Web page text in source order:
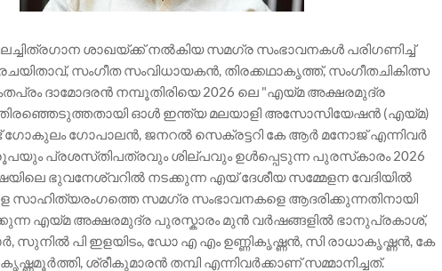
ശാഖയ്ക്ക് നൽകിയ സമഗ്ര സംഭാവനകൾ പരിഗണിച്ച്
സംഗീത സംവിധായകൻ, തിരക്കഥാകൃത്ത്, സംഗീതചികിത്സ
ദാമോദരൻ നമ്പൂതിരിയെ 2026 ലെ "എയ്മ‌ അക്ഷരമുദ്ര
ഓൾ ഇന്ത്യ മലയാളി അസോസിയേഷൻ (എയ്‌മ)
ഗോകുലം ഗോപാലൻ, ജനറൽ സെക്രട്ടറി കേ ആർ മനോജ് എന്നിവർ
രൂപയും പ്രശസ്‌തിപത്രവും ശില്പവും ഉൾപ്പെടുന്ന പുരസ്‌കാരം 2026
ഭുവനേശ്വറിൽ നടക്കുന്ന എയ്‌ ദേശീയ സമ്മേളന വേദിയിൽ
സാഹിത്യരംഗത്തെ സമഗ്ര സംഭാവനകളെ ആദരിക്കുന്നതിനായി
എയ്മ അക്ഷരമുദ്ര പുരസ്ക‌ാരം മുൻ വർഷങ്ങളിൽ ഭാനുപ്രകാശ്,
സുനിൽ പി ഇളയിടം, ഡോ എ എം ഉണ്ണികൃഷ്ണൻ, സി രാധാകൃഷ്ണൻ, കേ
ശ്രീകുമാരൻ തമ്പി എന്നിവർക്കാണ് സമ്മാനിച്ചത്.